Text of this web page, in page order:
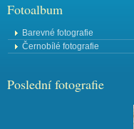
Fotoalbum
Barevné fotografie
Černobílé fotografie
Poslední fotografie